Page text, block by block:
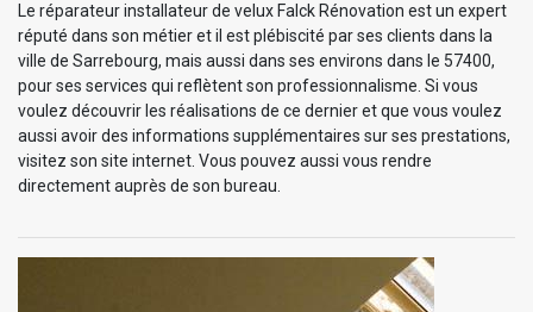
Le réparateur installateur de velux Falck Rénovation est un expert
réputé dans son métier et il est plébiscité par ses clients dans la
ville de Sarrebourg, mais aussi dans ses environs dans le 57400,
pour ses services qui reflètent son professionnalisme. Si vous
voulez découvrir les réalisations de ce dernier et que vous voulez
aussi avoir des informations supplémentaires sur ses prestations,
visitez son site internet. Vous pouvez aussi vous rendre
directement auprès de son bureau.